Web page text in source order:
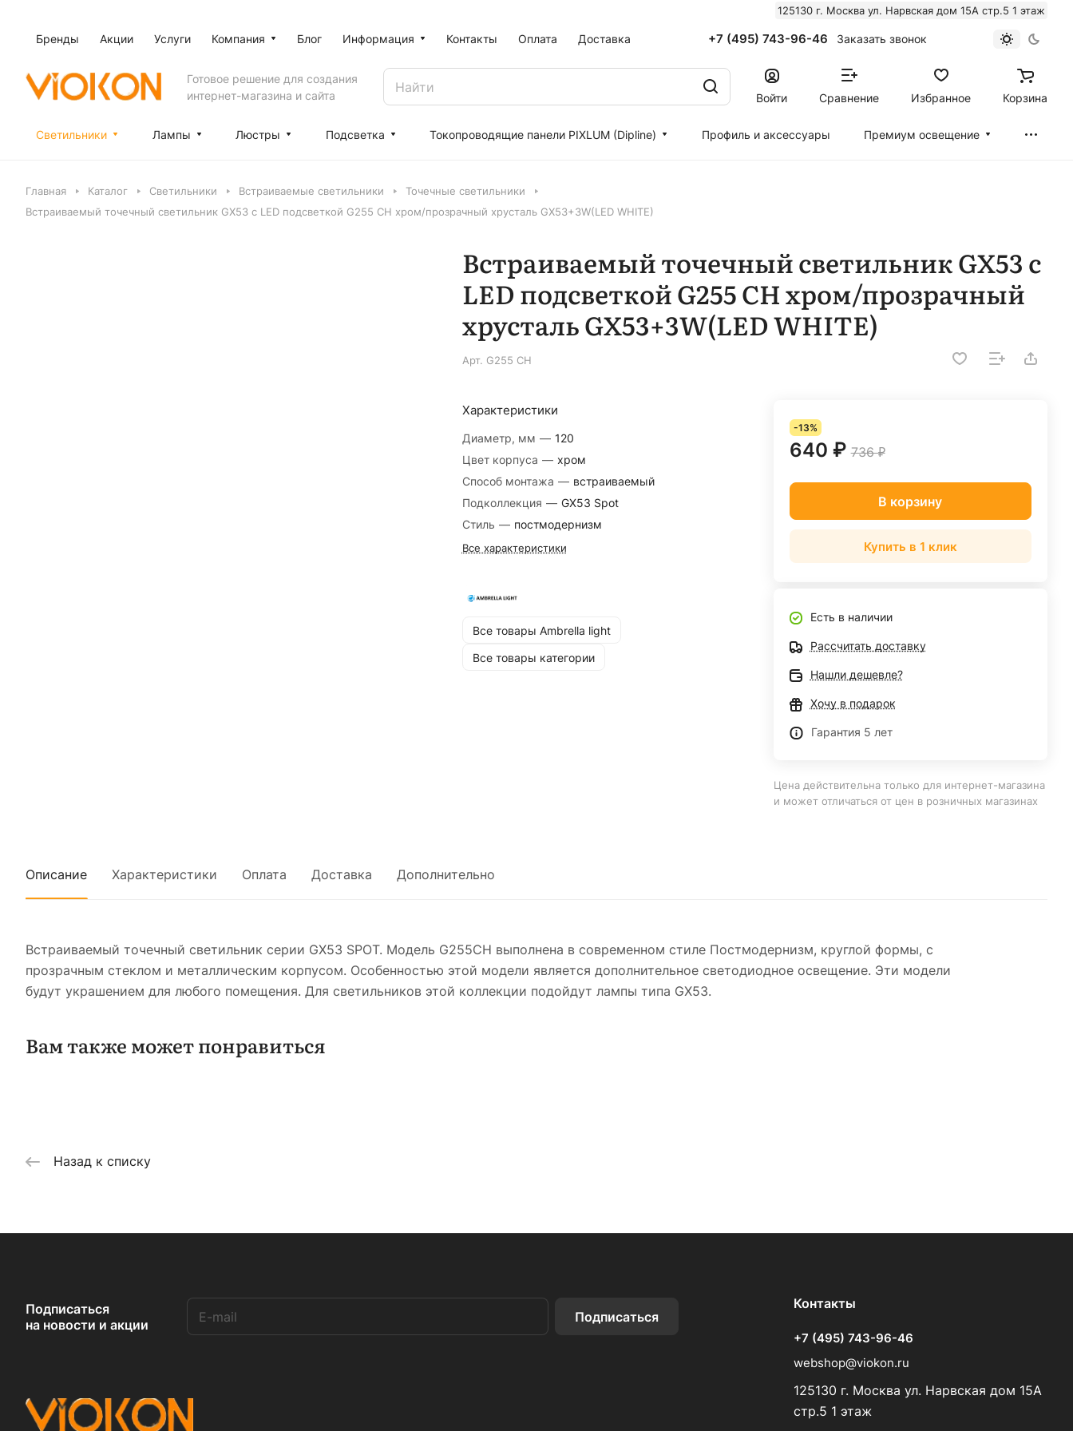
125130 г. Москва ул. Нарвская дом 15А стр.5 1 этаж
Бренды Акции Услуги Компания Блог Информация Контакты Оплата Доставка +7 (495) 743-96-46 Заказать звонок
Готовое решение для создания
интернет-магазина и сайта
Войти Сравнение Избранное Корзина
Светильники Лампы Люстры Подсветка Токопроводящие панели PIXLUM (Dipline) Профиль и аксессуары Премиум освещение
Главная Каталог Светильники Встраиваемые светильники
Точечные светильники
Встраиваемый точечный светильник GX53 с LED подсветкой G255 CH хром/прозрачный хрусталь GX53+3W(LED WHITE)
Встраиваемый точечный светильник GX53 с
LED подсветкой G255 CH хром/прозрачный
хрусталь GX53+3W(LED WHITE)
Арт. G255 CH
Характеристики
Диаметр, мм — 120
Цвет корпуса — хром
Способ монтажа — встраиваемый
Подколлекция — GX53 Spot
Стиль — постмодернизм
Все характеристики
Все товары Ambrella light
Все товары категории
-13%
640 ₽ 736 ₽
В корзину
Купить в 1 клик
Есть в наличии
Рассчитать доставку
Нашли дешевле?
Хочу в подарок
Гарантия 5 лет
Цена действительна только для интернет-магазина
и может отличаться от цен в розничных магазинах
Описание Характеристики Оплата Доставка Дополнительно
Встраиваемый точечный светильник серии GX53 SPOT. Модель G255CH выполнена в современном стиле Постмодернизм, круглой формы, с
прозрачным стеклом и металлическим корпусом. Особенностью этой модели является дополнительное светодиодное освещение. Эти модели
будут украшением для любого помещения. Для светильников этой коллекции подойдут лампы типа GX53.
Вам также может понравиться
Назад к списку
Подписаться
на новости и акции
Подписаться
Контакты
+7 (495) 743-96-46
webshop@viokon.ru
125130 г. Москва ул. Нарвская дом 15А
стр.5 1 этаж